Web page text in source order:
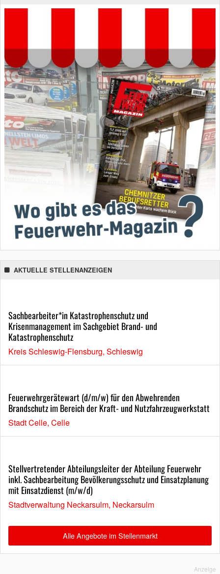
AKTUELLE STELLENANZEIGEN
Sachbearbeiter*in Katastrophenschutz und
Krisenmanagement im Sachgebiet Brand- und
Katastrophenschutz
Kreis Schleswig-Flensburg, Schleswig
Feuerwehrgerätewart (d/m/w) für den Abwehrenden
Brandschutz im Bereich der Kraft- und Nutzfahrzeugwerkstatt
Stadt Celle, Celle
Stellvertretender Abteilungsleiter der Abteilung Feuerwehr
inkl. Sachbearbeitung Bevölkerungsschutz und Einsatzplanung
mit Einsatzdienst (m/w/d)
Stadtverwaltung Neckarsulm, Neckarsulm
Alle Angebote im Stellenmarkt
Anzeige